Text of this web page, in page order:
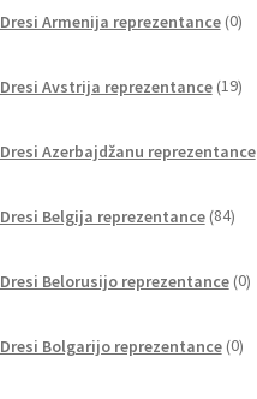
Dresi Armenija reprezentance 0
Dresi Avstrija reprezentance 19
Dresi Azerbajdžanu reprezentance
Dresi Belgija reprezentance 84
Dresi Belorusijo reprezentance 0
Dresi Bolgarijo reprezentance 0